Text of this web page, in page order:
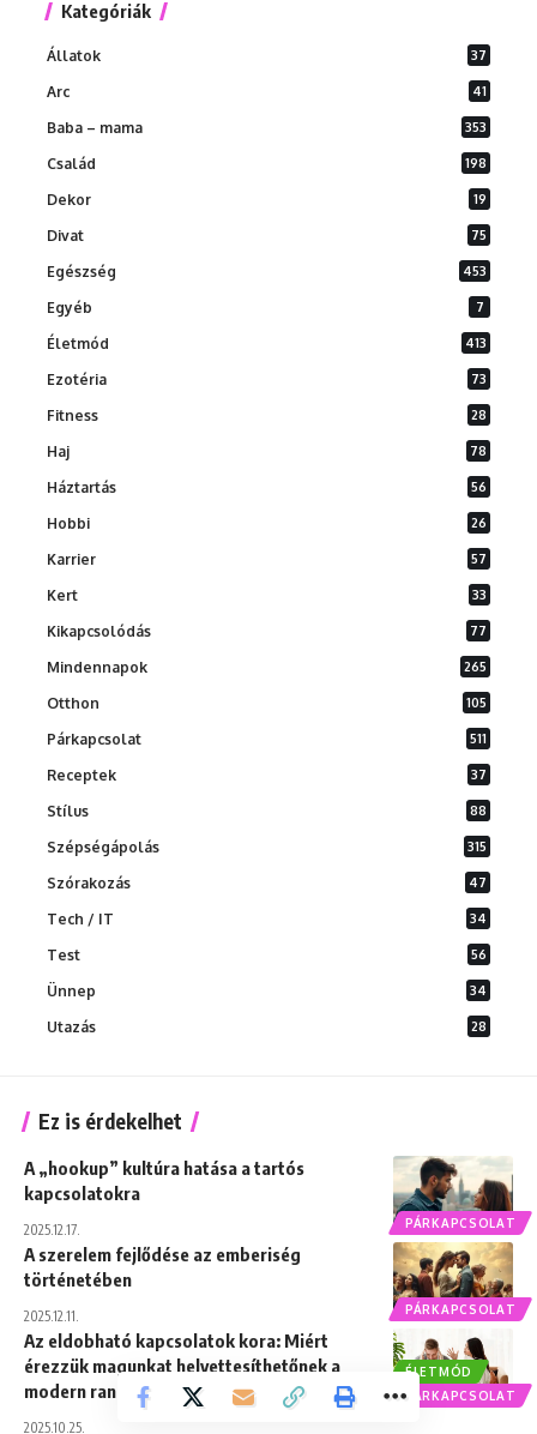
Kategóriák
Állatok 37
Arc 41
Baba – mama 353
Család 198
Dekor 19
Divat 75
Egészség 453
Egyéb 7
Életmód 413
Ezotéria 73
Fitness 28
Haj 78
Háztartás 56
Hobbi 26
Karrier 57
Kert 33
Kikapcsolódás 77
Mindennapok 265
Otthon 105
Párkapcsolat 511
Receptek 37
Stílus 88
Szépségápolás 315
Szórakozás 47
Tech / IT 34
Test 56
Ünnep 34
Utazás 28
Ez is érdekelhet
PÁRKAPCSOLAT
A „hookup” kultúra hatása a tartós
kapcsolatokra
2025.12.17.
PÁRKAPCSOLAT
A szerelem fejlődése az emberiség
történetében
2025.12.11.
ÉLETMÓD
PÁRKAPCSOLAT
Az eldobható kapcsolatok kora: Miért
érezzük magunkat helyettesíthetőnek a
modern randizásban?
2025.10.25.